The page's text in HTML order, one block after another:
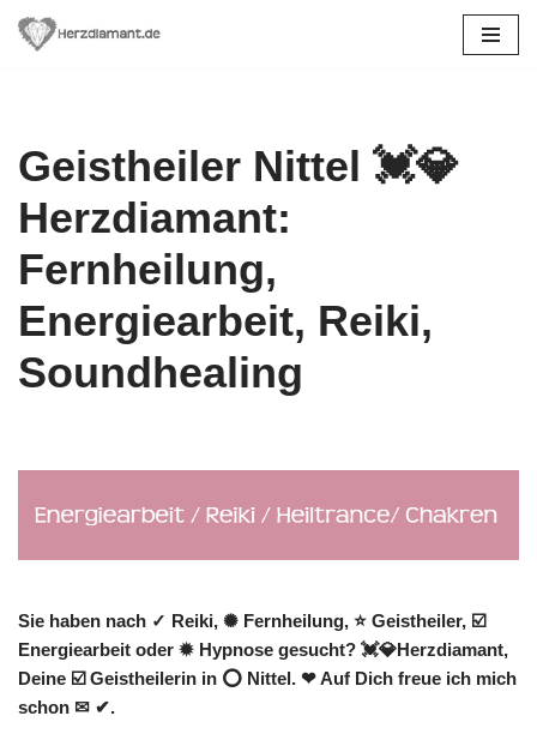
Geistheiler Nittel 💓️💎
Herzdiamant:
Fernheilung,
Energiearbeit, Reiki,
Soundhealing
Sie haben nach ✓ Reiki, ✺ Fernheilung, ⭐ Geistheiler, ☑️
Energiearbeit oder ✹ Hypnose gesucht? 💓️💎Herzdiamant,
Deine ☑️ Geistheilerin in ⭕ Nittel. ❤ Auf Dich freue ich mich
schon ✉ ✔.